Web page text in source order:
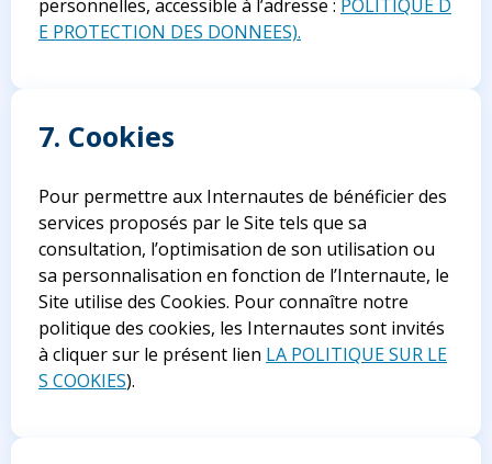
personnelles, accessible à l’adresse : POLITIQUE D
E PROTECTION DES DONNEES).
7. Cookies
Pour permettre aux Internautes de bénéficier des
services proposés par le Site tels que sa
consultation, l’optimisation de son utilisation ou
sa personnalisation en fonction de l’Internaute, le
Site utilise des Cookies. Pour connaître notre
politique des cookies, les Internautes sont invités
à cliquer sur le présent lien LA POLITIQUE SUR LE
S COOKIES).